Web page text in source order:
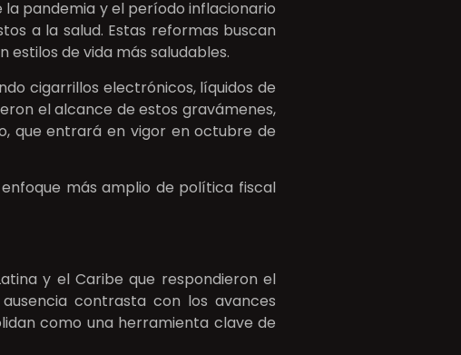
pandemia y el período inflacionario
a la salud. Estas reformas buscan
de vida más saludables.
cigarrillos electrónicos, líquidos de
el alcance de estos gravámenes,
que entrará en vigor en octubre de
más amplio de política fiscal
y el Caribe que respondieron el
contrasta con los avances
como una herramienta clave de